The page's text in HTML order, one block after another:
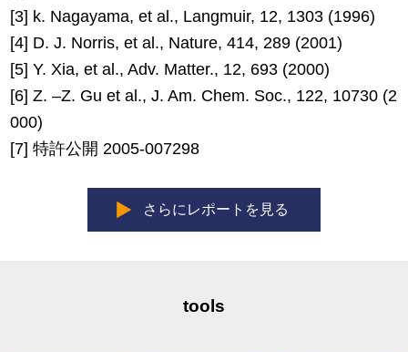
[3] k. Nagayama, et al., Langmuir, 12, 1303 (1996)
[4] D. J. Norris, et al., Nature, 414, 289 (2001)
[5] Y. Xia, et al., Adv. Matter., 12, 693 (2000)
[6] Z. –Z. Gu et al., J. Am. Chem. Soc., 122, 10730 (2
000)
[7] 特許公開 2005-007298
さらにレポートを見る
tools